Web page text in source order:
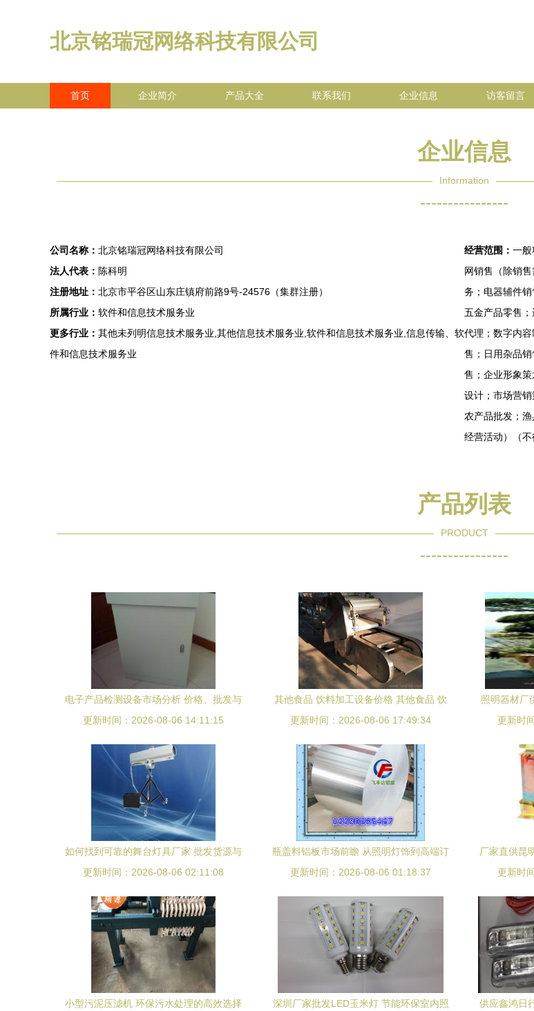
北京铭瑞冠网络科技有限公司
首页 企业简介 产品大全 联系我们 企业信息 访客留言
企业信息
Information
----------------
公司名称： 北京铭瑞冠网络科技有限公司
法人代表： 陈科明
注册地址： 北京市平谷区山东庄镇府前路9号-24576（集群注册）
所属行业： 软件和信息技术服务业
更多行业： 其他未列明信息技术服务业,其他信息技术服务业,软件和信息技术服务业,信息传输、软
件和信息技术服务业
经营范围： 一般
网销售（除销
务；电器辅件
五金产品零售
代理；数字内
售；日用杂品
售；企业形象
设计；市场营
农产品批发；
经营活动）（不
产品列表
PRODUCT
----------------
电子产品检测设备市场分析 价格、批发与
厂家选择指南
更新时间：2026-08-06 14:11:15
其他食品 饮料加工设备价格 其他食品 饮
料加工设备厂家 其他食品 饮料加工设备批
更新时间：2026-08-06 17:49:34
照明器材厂
略｜
更新时
如何找到可靠的舞台灯具厂家 批发货源与
供应信息攻略
更新时间：2026-08-06 02:11:08
瓶盖料铝板市场前瞻 从照明灯饰到高端订
制的供应链进化
更新时间：2026-08-06 01:18:37
厂家直供昆
明变压器
更新时
小型污泥压滤机 环保污水处理的高效选择
深圳厂家批发LED玉米灯 节能环保室内照
供应鑫鸿日